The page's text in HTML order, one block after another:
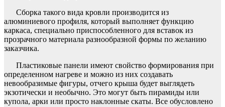
Сборка такого вида кровли производится из
алюминиевого профиля, который выполняет функцию
каркаса, специально приспособленного для вставок из
прозрачного материала разнообразной формы по желанию
заказчика.
Пластиковые панели имеют свойство формирования при
определенном нагреве и можно из них создавать
невообразимые фигуры, отчего крыша будет выглядеть
экзотически и необычно. Это могут быть пирамиды или
купола, арки или просто наклонные скаты. Все обусловлено